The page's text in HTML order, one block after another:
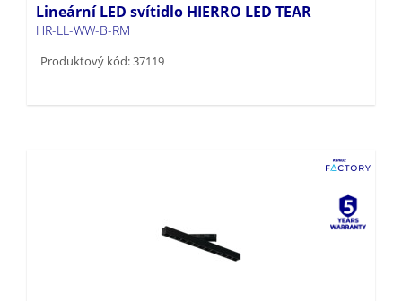
Lineární LED svítidlo HIERRO LED TEAR
HR-LL-WW-B-RM
Produktový kód: 37119